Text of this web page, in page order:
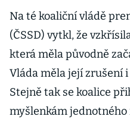
Na té koaliční vládě
(ČSSD) vytkl, že
která měla původně
Vláda měla její zrušení
Stejně tak se koalice
myšlenkám